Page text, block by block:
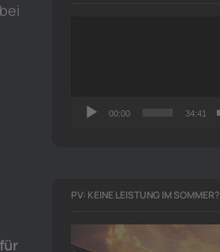
00:00 34:41
PV: KEINE LEISTUNG IM SOMMER?